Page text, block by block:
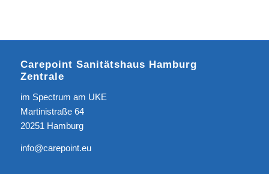
Carepoint Sanitätshaus Hamburg
Zentrale
im Spectrum am UKE
Martinistraße 64
20251 Hamburg
info@carepoint.eu